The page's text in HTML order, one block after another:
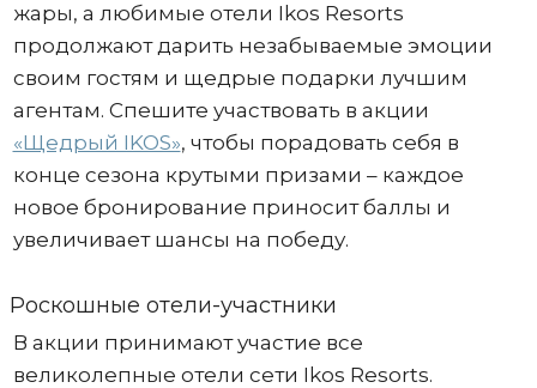
жары, а любимые отели Ikos Resorts
продолжают дарить незабываемые эмоции
своим гостям и щедрые подарки лучшим
агентам. Спешите участвовать в акции
«Щедрый IKOS», чтобы порадовать себя в
конце сезона крутыми призами – каждое
новое бронирование приносит баллы и
увеличивает шансы на победу.
Роскошные отели-участники
В акции принимают участие все
великолепные отели сети Ikos Resorts.